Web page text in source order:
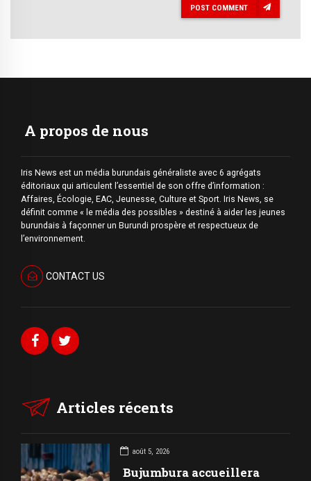
POST COMMENT
A propos de nous
Iris News est un média burundais généraliste avec 6 agrégats
éditoriaux qui articulent l’essentiel de son offre d’information :
Affaires, Écologie, EAC, Jeunesse, Culture et Sport. Iris News, se
définit comme « le média des possibles » destiné à aider les jeunes
burundais à façonner un Burundi prospère et respectueux de
l’environnement.
CONTACT US
Articles récents
août 5, 2026
Bujumbura accueillera